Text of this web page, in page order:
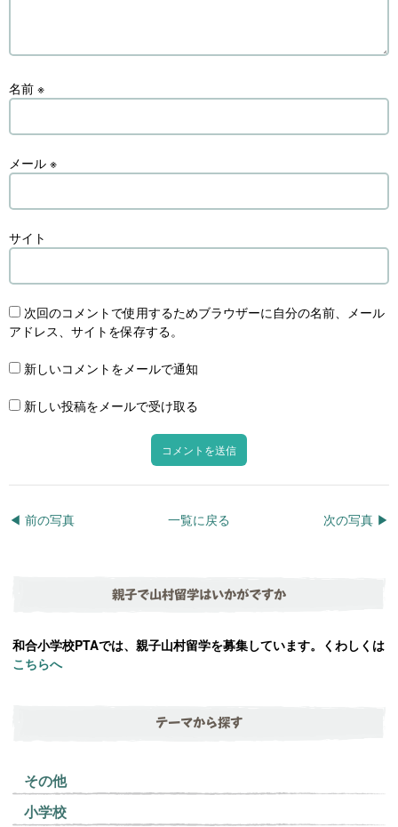
名前 ※
メール ※
サイト
次回のコメントで使用するためブラウザーに自分の名前、メール
アドレス、サイトを保存する。
新しいコメントをメールで通知
新しい投稿をメールで受け取る
◀︎ 前の写真 次の写真 ▶︎
一覧に戻る
親子で山村留学はいかがですか
和合小学校PTAでは、親子山村留学を募集しています。くわしくは
こちらへ
テーマから探す
その他
小学校